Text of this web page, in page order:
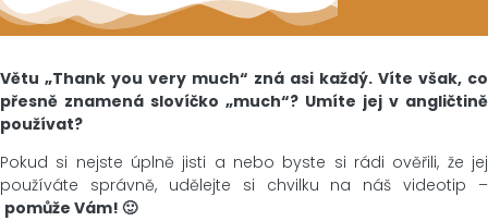
Větu „Thank you very much“ zná asi každý. Víte však, co
přesně znamená slovíčko „much“? Umíte jej v angličtině
používat?
Pokud si nejste úplně jisti a nebo byste si rádi ověřili, že jej
používáte správně, udělejte si chvilku na náš videotip –
pomůže Vám! 🙂